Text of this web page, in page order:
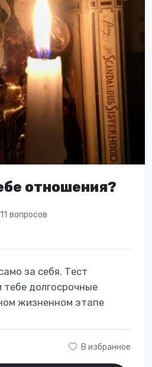
отношения?
11 вопросов
за себя. Тест
долгосрочные
жизненном этапе
В избранное